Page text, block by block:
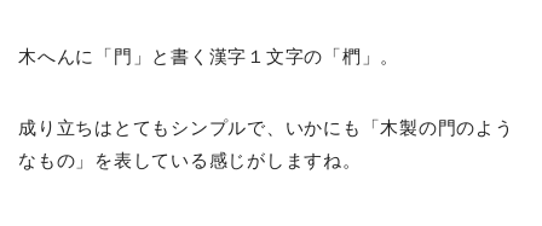
木へんに「門」と書く漢字１文字の「椚」。
成り立ちはとてもシンプルで、いかにも「木製の門のよう
なもの」を表している感じがしますね。